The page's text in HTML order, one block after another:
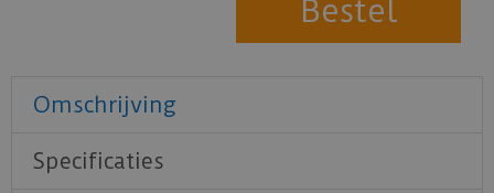
Omschrijving
Specificaties